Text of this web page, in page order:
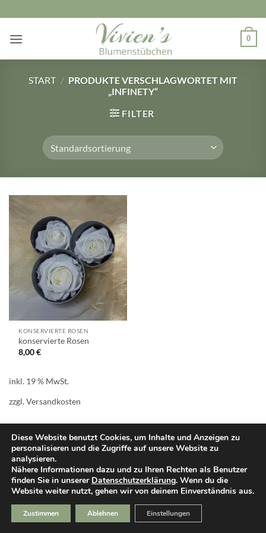
Inhalt
springen
0
START / PRODUKTE VERSCHLAGWORTET MIT
„INFINETY“
FILTER
KONSERVIERTE ROSEN
konservierte Rosen
8,00€
inkl. 19 % MwSt.
zzgl.Versandkosten
On
Delivery
Diese Website benutzt Cookies, um Inhalte und Anzeigen zu
personalisieren und die Zugriffe auf unsere Website zu
analysieren.
Nähere Informationen dazu und zu Ihren Rechten als Benutzer
finden Sie in unserer Datenschutzerklärung. Wenn du die
Website weiter nutzt, gehen wir von deinem Einverständnis aus.
Zustimmen Ablehnen Einstellungen